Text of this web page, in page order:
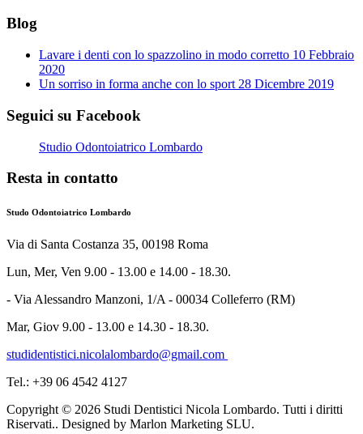
Blog
Lavare i denti con lo spazzolino in modo corretto 10 Febbraio
2020
Un sorriso in forma anche con lo sport 28 Dicembre 2019
Seguici su Facebook
Studio Odontoiatrico Lombardo
Resta in contatto
Studo Odontoiatrico Lombardo
Via di Santa Costanza 35, 00198 Roma
Lun, Mer, Ven 9.00 - 13.00 e 14.00 - 18.30.
- Via Alessandro Manzoni, 1/A - 00034 Colleferro (RM)
Mar, Giov 9.00 - 13.00 e 14.30 - 18.30.
studidentistici.nicolalombardo@gmail.com
Tel.: +39 06 4542 4127
Copyright © 2026 Studi Dentistici Nicola Lombardo. Tutti i diritti
Riservati.. Designed by Marlon Marketing SLU.